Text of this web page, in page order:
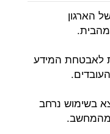
הארגון
לאבטחת המידע
בשימוש נרחב
מהמחשב.